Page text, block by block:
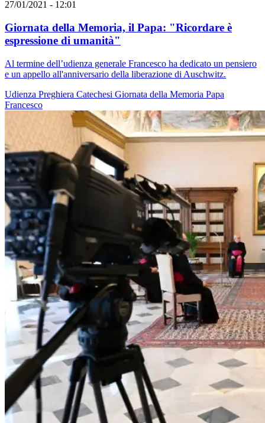
27/01/2021 - 12:01
Giornata della Memoria, il Papa: "Ricordare è
espressione di umanità"
Al termine dell’udienza generale Francesco ha dedicato un pensiero
e un appello all'anniversario della liberazione di Auschwitz.
Udienza Preghiera Catechesi Giornata della Memoria Papa
Francesco